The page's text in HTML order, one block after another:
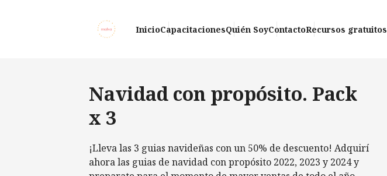
InicioCapacitacionesQuién SoyContactoRecursos gratuitos
Navidad con propósito. Pack
x 3
¡Lleva las 3 guias navideñas con un 50% de descuento! Adquirí
ahora las guias de navidad con propósito 2022, 2023 y 2024 y